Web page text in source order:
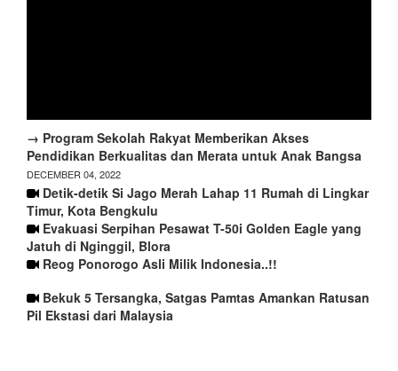
→ Program Sekolah Rakyat Memberikan Akses
Pendidikan Berkualitas dan Merata untuk Anak Bangsa
DECEMBER 04, 2022
Detik-detik Si Jago Merah Lahap 11 Rumah di Lingkar
Timur, Kota Bengkulu
Evakuasi Serpihan Pesawat T-50i Golden Eagle yang
Jatuh di Nginggil, Blora
Reog Ponorogo Asli Milik Indonesia..!!
Bekuk 5 Tersangka, Satgas Pamtas Amankan Ratusan
Pil Ekstasi dari Malaysia